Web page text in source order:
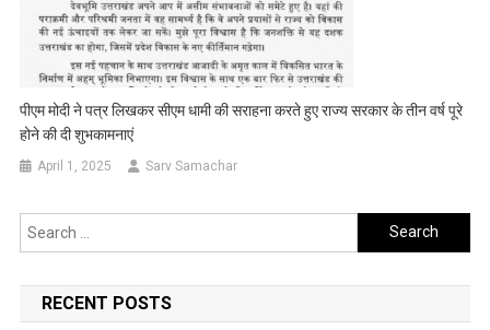
पीएम मोदी ने पत्र लिखकर सीएम धामी की सराहना करते हुए राज्य सरकार के तीन वर्ष पूरे
होने की दी शुभकामनाएं
April 1, 2025 Sarv Samachar
Search
for:
RECENT POSTS